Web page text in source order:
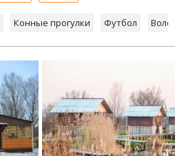
Конные прогулки Футбол